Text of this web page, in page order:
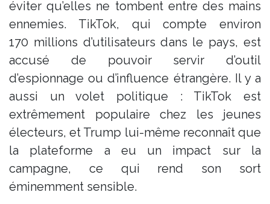
éviter qu’elles ne tombent entre des mains
ennemies. TikTok, qui compte environ
170 millions d’utilisateurs dans le pays​, est
accusé de pouvoir servir d’outil
d’espionnage ou d’influence étrangère. Il y a
aussi un volet politique : TikTok est
extrêmement populaire chez les jeunes
électeurs, et Trump lui-même reconnaît que
la plateforme a eu un impact sur la
campagne, ce qui rend son sort
éminemment sensible​.